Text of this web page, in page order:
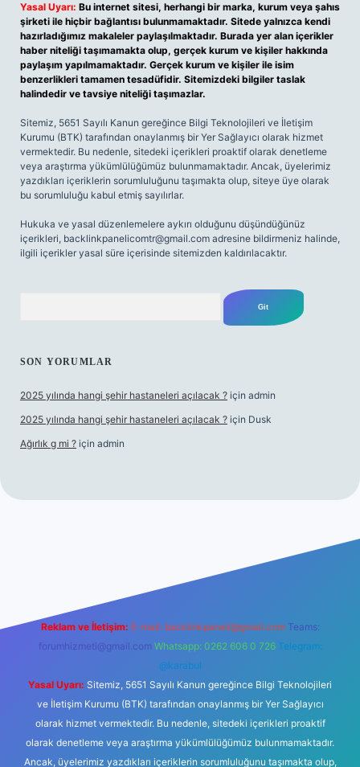
Yasal Uyarı: Bu internet sitesi, herhangi bir marka, kurum veya şahıs
şirketi ile hiçbir bağlantısı bulunmamaktadır. Sitede yalnızca kendi
hazırladığımız makaleler paylaşılmaktadır. Burada yer alan içerikler
haber niteliği taşımamakta olup, gerçek kurum ve kişiler hakkında
paylaşım yapılmamaktadır. Gerçek kurum ve kişiler ile isim
benzerlikleri tamamen tesadüfidir. Sitemizdeki bilgiler taslak
halindedir ve tavsiye niteliği taşımazlar.
Sitemiz, 5651 Sayılı Kanun gereğince Bilgi Teknolojileri ve İletişim
Kurumu (BTK) tarafından onaylanmış bir Yer Sağlayıcı olarak hizmet
vermektedir. Bu nedenle, sitedeki içerikleri proaktif olarak denetleme
veya araştırma yükümlülüğümüz bulunmamaktadır. Ancak, üyelerimiz
yazdıkları içeriklerin sorumluluğunu taşımakta olup, siteye üye olarak
bu sorumluluğu kabul etmiş sayılırlar.
Hukuka ve yasal düzenlemelere aykırı olduğunu düşündüğünüz
içerikleri, backlinkpanelicomtr@gmail.com adresine bildirmeniz halinde,
ilgili içerikler yasal süre içerisinde sitemizden kaldırılacaktır.
SON YORUMLAR
2025 yılında hangi şehir hastaneleri açılacak ? için admin
2025 yılında hangi şehir hastaneleri açılacak ? için Dusk
Ağırlık g mi ? için admin
Reklam ve İletişim: E-mail: backlinkpaneli@gmail.com Teams:
forumhizmeti@gmail.com Whatsapp: 0262 606 0 726 Telegram:
@karabul
Yasal Uyarı: Sitemiz, 5651 Sayılı Kanun gereğince Bilgi Teknolojileri
ve İletişim Kurumu (BTK) tarafından onaylanmış bir Yer Sağlayıcı
olarak hizmet vermektedir. Bu nedenle, sitedeki içerikleri proaktif
olarak denetleme veya araştırma yükümlülüğümüz bulunmamaktadır.
Ancak, üyelerimiz yazdıkları içeriklerin sorumluluğunu taşımakta olup,